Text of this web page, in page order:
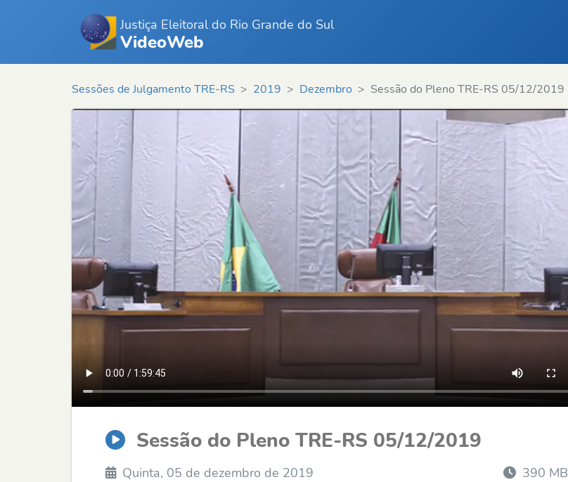
Justiça Eleitoral do Rio Grande do Sul
VideoWeb
Sessões de Julgamento TRE-RS 2019 Dezembro Sessão do Pleno TRE-RS 05/12/2019
Sessão do Pleno TRE-RS 05/12/2019
Quinta, 05 de dezembro de 2019 390 MB